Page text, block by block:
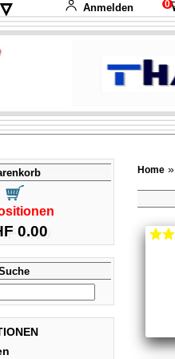
▿
English
Italiano
Anmelden 0
0.00
Home »